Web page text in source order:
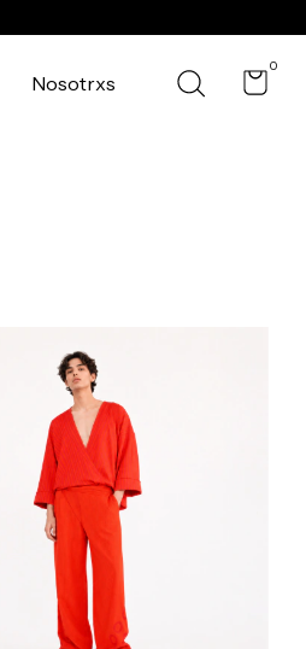
Nosotrxs
0